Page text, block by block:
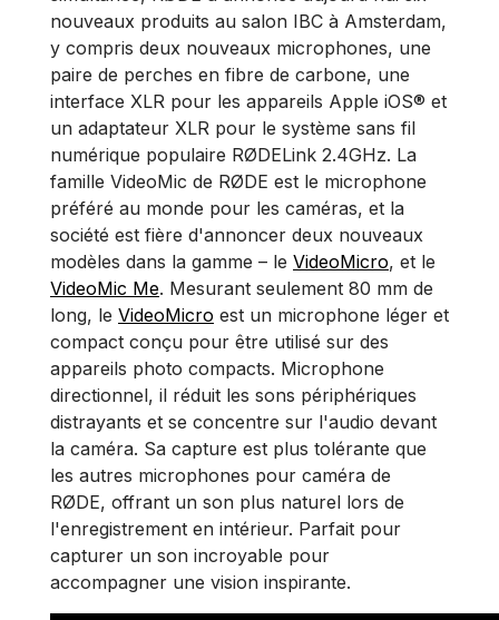
nouveaux produits au salon IBC à Amsterdam,
y compris deux nouveaux microphones, une
paire de perches en fibre de carbone, une
interface XLR pour les appareils Apple iOS® et
un adaptateur XLR pour le système sans fil
numérique populaire RØDELink 2.4GHz. La
famille VideoMic de RØDE est le microphone
préféré au monde pour les caméras, et la
société est fière d'annoncer deux nouveaux
modèles dans la gamme – le VideoMicro, et le
VideoMic Me. Mesurant seulement 80 mm de
long, le VideoMicro est un microphone léger et
compact conçu pour être utilisé sur des
appareils photo compacts. Microphone
directionnel, il réduit les sons périphériques
distrayants et se concentre sur l'audio devant
la caméra. Sa capture est plus tolérante que
les autres microphones pour caméra de
RØDE, offrant un son plus naturel lors de
l'enregistrement en intérieur. Parfait pour
capturer un son incroyable pour
accompagner une vision inspirante.